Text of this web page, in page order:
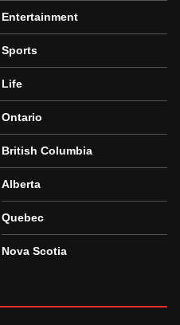
Entertainment
Sports
Life
Ontario
British Columbia
Alberta
Quebec
Nova Scotia